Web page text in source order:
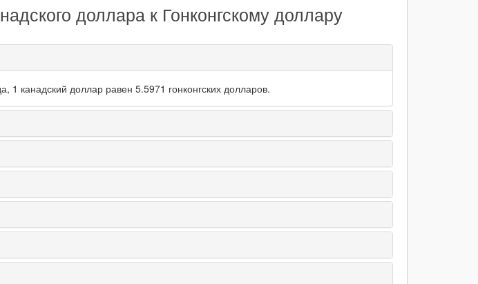
доллара к Гонконгскому доллару
канадский доллар равен 5.5971 гонконгских долларов.